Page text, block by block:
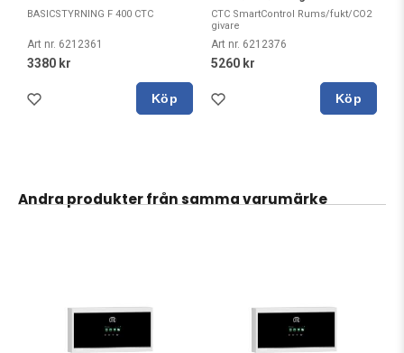
BASICSTYRNING F 400 CTC
Art nr. 6212361
3380 kr
Köp
CTC SmartControl Rums/fukt/CO2
givare
Art nr. 6212376
5260 kr
Köp
Andra produkter från samma varumärke